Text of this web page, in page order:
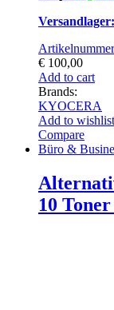
Versandlager:
€ 100,00
Add to cart
Brands:
KYOCERA
Add to wishlist
Compare
Büro &
10